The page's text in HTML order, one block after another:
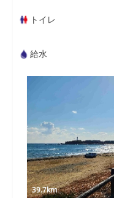
トイレ
給水
39.7km